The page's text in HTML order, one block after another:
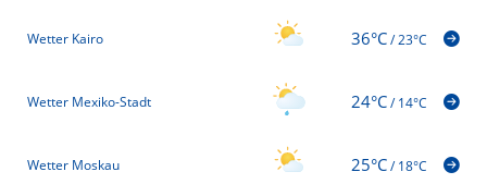
Wetter Kairo 36°C/23°C
Wetter Mexiko-Stadt 24°C/14°C
Wetter Moskau 25°C/18°C